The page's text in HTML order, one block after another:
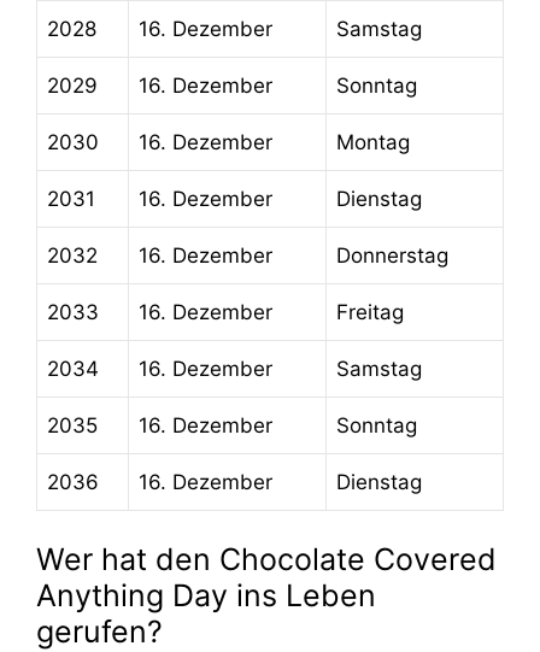
2028 16. Dezember Samstag
2029 16. Dezember Sonntag
2030 16. Dezember Montag
2031 16. Dezember Dienstag
2032 16. Dezember Donnerstag
2033 16. Dezember Freitag
2034 16. Dezember Samstag
2035 16. Dezember Sonntag
2036 16. Dezember Dienstag
Wer hat den Chocolate Covered
Anything Day ins Leben
gerufen?